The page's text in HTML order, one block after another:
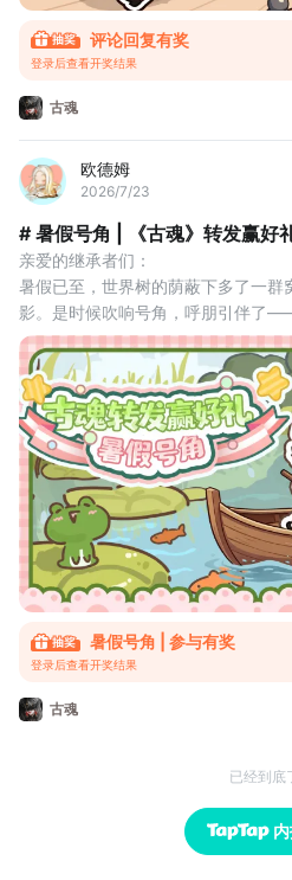
评论回复有奖
登录后查看开奖结果
古魂
欧德姆
2026/7/23
# 暑假号角 | 《古魂》转发赢好
亲爱的继承者们：
暑假已至，世界树的荫蔽下多了一群
影。是时候吹响号角，呼朋引伴了
取价值超过500元的限定好礼！幸运
包哦！！
盛夏的风裹挟着穆斯贝尔海姆的热
焰与意志的季节——诸神铸于黄金宫
光。吹响这支暑假号角，将消息传遍
烈的恩赐，将为号角声所至
暑假号角 | 参与有奖
登录后查看开奖结果
古魂
已经到底